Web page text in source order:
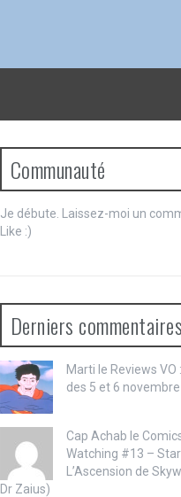
Communauté
Je débute. Laissez-moi un
Like :)
Derniers commentaires
Marti le Reviews VO
des 5 et 6
Cap Achab le
Watching #13 – Star
L’Ascension de
Dr Zaius)